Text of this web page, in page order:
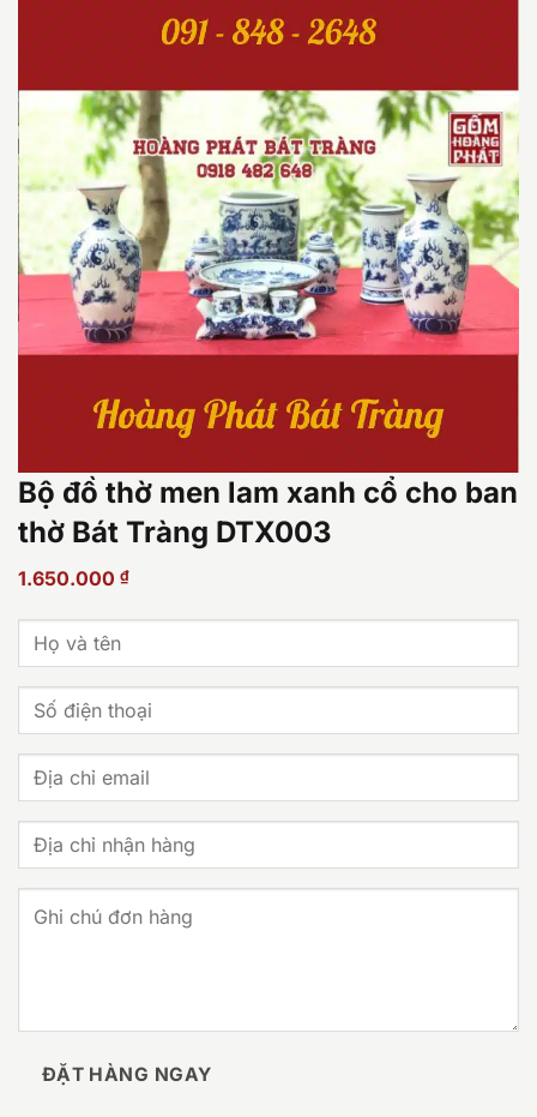
Bộ đồ thờ men lam xanh cổ cho ban
thờ Bát Tràng DTX003
1.650.000 ₫
ĐẶT HÀNG NGAY